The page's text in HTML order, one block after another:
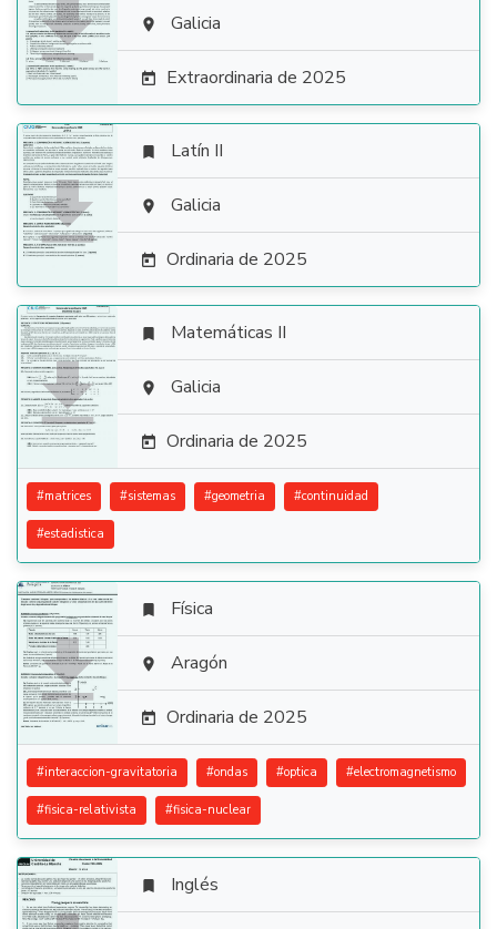
  Galicia
 Extraordinaria de 2025

 Latín II
 Galicia
 Ordinaria de 2025

 Matemáticas II
 Galicia
 Ordinaria de 2025
#matrices #sistemas #geometria #continuidad
#estadistica

 Física
 Aragón
 Ordinaria de 2025
#interaccion-gravitatoria #ondas #optica #electromagnetismo
#fisica-relativista #fisica-nuclear
 Inglés